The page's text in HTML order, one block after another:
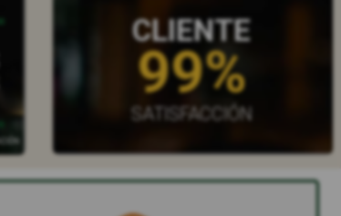
CLIENTE
99%
SATISFACCIÓN